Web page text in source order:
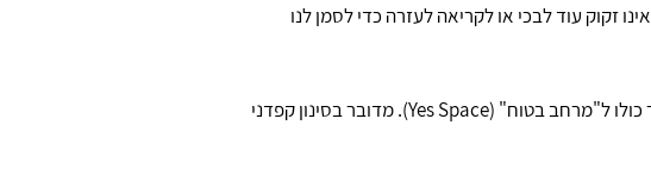
זקוק עוד לבכי או לקריאה לעזרה כדי לסמן לנו
כאשר אנחנו מעניקים לילד חופש תנועה בחדר השינה, האחריות שלנו כהורים היא להפוך את החדר כולו ל"מרחב בטוח" (Yes Space). מדובר בסינון קפדני